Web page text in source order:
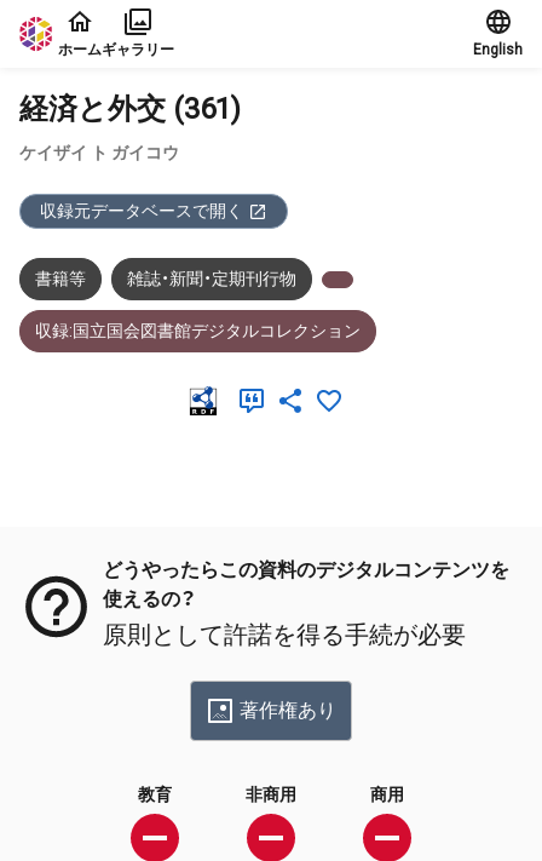
本文に飛ぶ
ホームギャラリー English
経済と外交 (361)
ケイザイ ト ガイコウ
収録元データベースで開く
書籍等 雑誌・新聞・定期刊行物
収録:国立国会図書館デジタルコレクション
どうやったらこの資料のデジタルコンテンツを
使えるの？
原則として許諾を得る手続が必要
著作権あり
教育 非商用 商用